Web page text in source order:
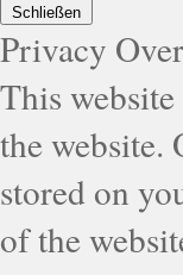
Schließen
Privacy
This
the website.
stored on
of the